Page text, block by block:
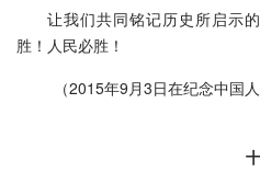
让我们共同铭记历史所启示
胜！人民必胜！
（2015年9月3日在纪念中国